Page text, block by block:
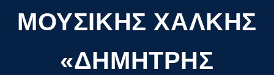
ΜΟΥΣΙΚΉΣ ΧΆΛΚΗΣ
«ΔΗΜΉΤΡΗΣ